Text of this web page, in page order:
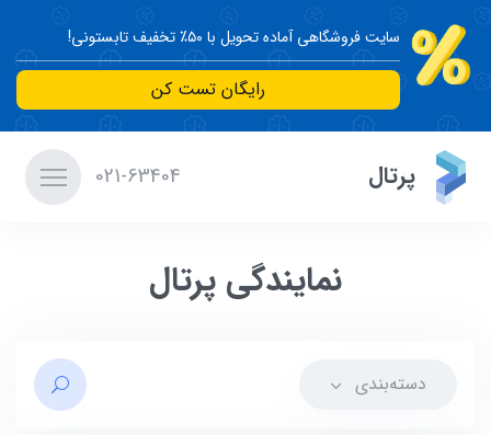
سایت فروشگاهی آماده تحویل با ۵۰٪ تخفیف تابستونی!
رایگان تست کن
پرتال 021-63404
نمایندگی پرتال
دسته‌بندی